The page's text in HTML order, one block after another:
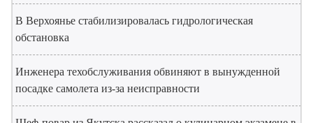
В Верхоянье стабилизировалась гидрологическая
обстановка
Инженера техобслуживания обвиняют в вынужденной
посадке самолета из-за неисправности